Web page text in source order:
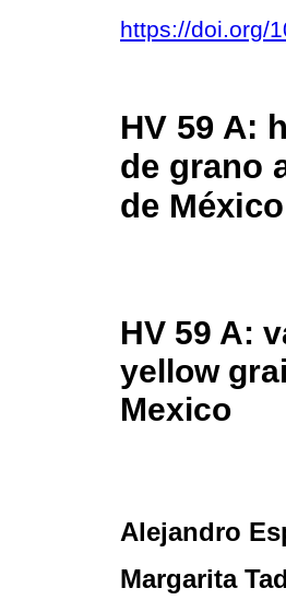
https://doi.org/
HV 59 A:
de grano
de México
HV 59 A:
yellow
Mexico
Alejandro
Margarita